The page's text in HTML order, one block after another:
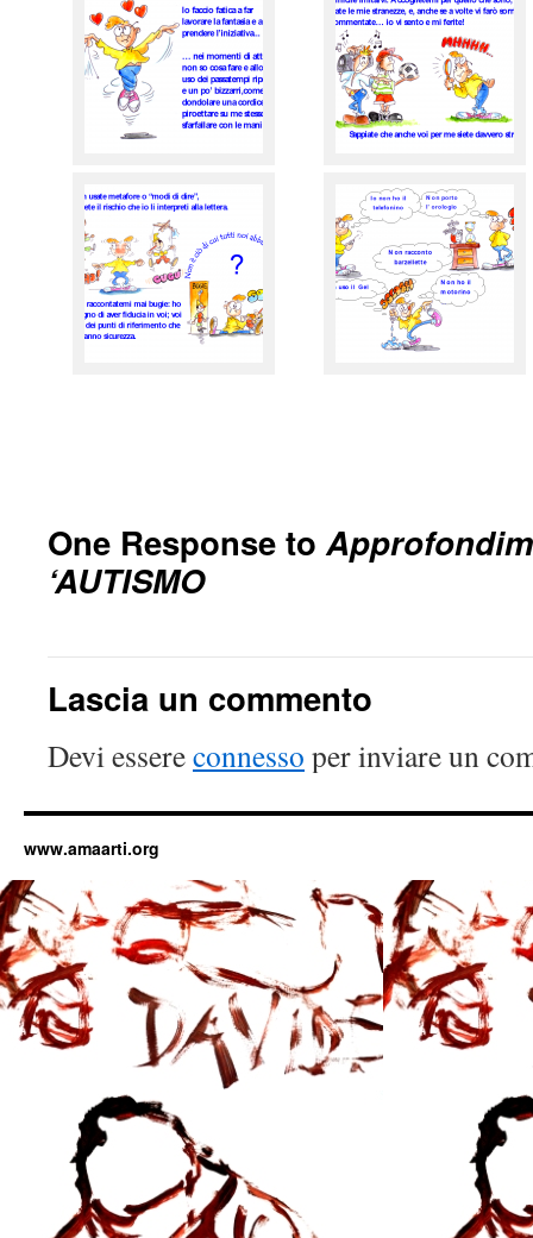
One Response to
‘AUTISMO
Lascia un commento
Devi essereconnesso per inviare un
www.amaarti.org